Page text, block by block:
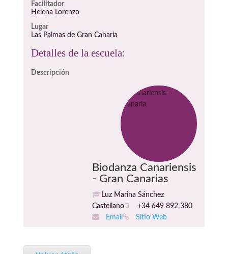
Facilitador
Helena Lorenzo
Lugar
Las Palmas de Gran Canaria
Detalles de la escuela:
Descripción
Biodanza Canariensis
- Gran Canarias
Luz Marina Sánchez
Castellano
+34 649 892 380
Email
Sitio Web